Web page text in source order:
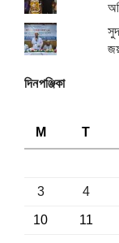
দিনপঞ্জিকা
M
T
3 4
10 11